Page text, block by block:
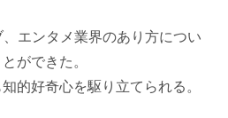
エンタメ業界のあり方につい
ができた。
的好奇心を駆り立てられる。